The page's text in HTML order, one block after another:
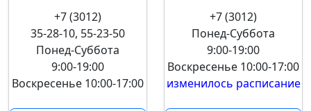
+7 (3012)
35-28-10, 55-23-50
Понед-Суббота
9:00-19:00
Воскресенье 10:00-17:00
+7 (3012)
Понед-Суббота
9:00-19:00
Воскресенье 10:00-17:00
изменилось расписание